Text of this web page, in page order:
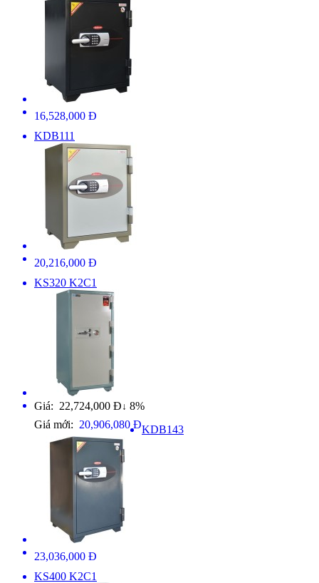
16,528,000 Đ
KDB111
20,216,000 Đ
KS320 K2C1
Giá: 22,724,000 Đ ↓ 8%
Giá mới: 20,906,080 ĐKDB143
23,036,000 Đ
KS400 K2C1